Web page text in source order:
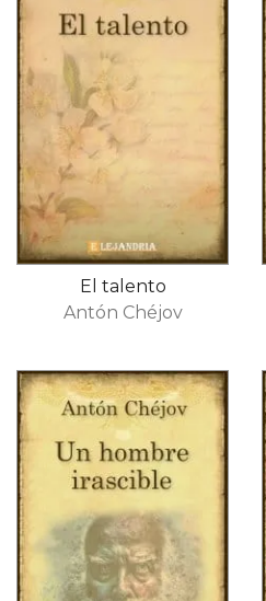
El talento
Antón Chéjov